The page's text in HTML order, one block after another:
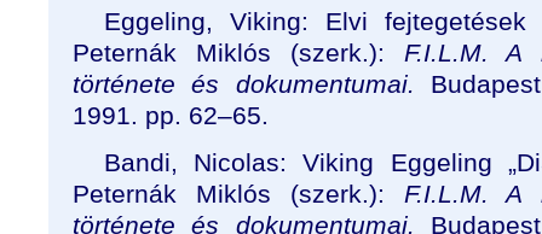
Eggeling, Viking: Elvi
Peternák Miklós (szerk.): F.I.L.M. A
története és dokumentumai.
1991. pp. 62–65.
Bandi, Nicolas: Viking Eggeling „
Peternák Miklós (szerk.): F.I.L.M. A
története és dokumentumai.